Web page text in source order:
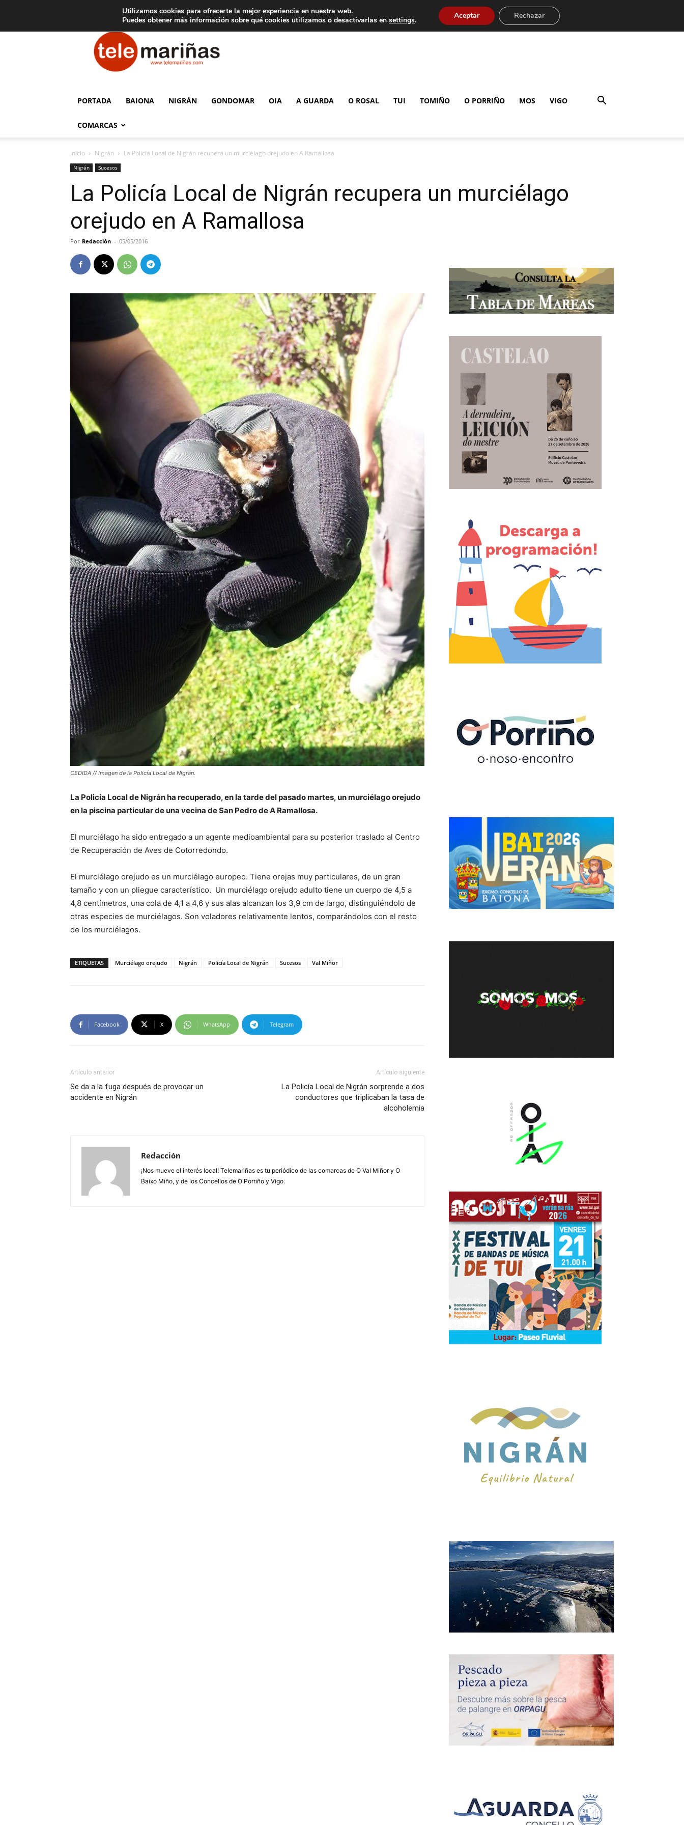
Aviso legal Tarifas de publicidad
Telemariñas
PORTADA BAIONA NIGRÁN GONDOMAR OIA A GUARDA O ROSAL TUI TOMIÑO O PORRIÑO MOS VIGO
COMARCAS
Inicio Nigrán La Policía Local de Nigrán recupera un murciélago orejudo en A Ramallosa
Nigrán Sucesos
La Policía Local de Nigrán recupera un murciélago
orejudo en A Ramallosa
Por Redacción - 05/05/2016
CEDIDA // Imagen de la Policía Local de Nigrán.
La Policía Local de Nigrán ha recuperado, en la tarde del pasado martes, un murciélago orejudo
en la piscina particular de una vecina de San Pedro de A Ramallosa.
El murciélago ha sido entregado a un agente medioambiental para su posterior traslado al Centro
de Recuperación de Aves de Cotorredondo.
El murciélago orejudo es un murciélago europeo. Tiene orejas muy particulares, de un gran
tamaño y con un pliegue característico. Un murciélago orejudo adulto tiene un cuerpo de 4,5 a
4,8 centímetros, una cola de 4,1 a 4,6 y sus alas alcanzan los 3,9 cm de largo, distinguiéndolo de
otras especies de murciélagos. Son voladores relativamente lentos, comparándolos con el resto
de los murciélagos.
ETIQUETAS Murciélago orejudo Nigrán Policía Local de Nigrán Sucesos Val Miñor
Facebook X WhatsApp Telegram
Artículo anterior
Se da a la fuga después de provocar un
accidente en Nigrán
Artículo siguiente
La Policía Local de Nigrán sorprende a dos
conductores que triplicaban la tasa de
alcoholemia
Redacción
¡Nos mueve el interés local! Telemariñas es tu periódico de las comarcas de O Val Miñor y O
Baixo Miño, y de los Concellos de O Porriño y Vigo.
Utilizamos cookies para ofrecerte la mejor experiencia en nuestra web.
Puedes obtener más información sobre qué cookies utilizamos o desactivarlas en settings. Aceptar Rechazar